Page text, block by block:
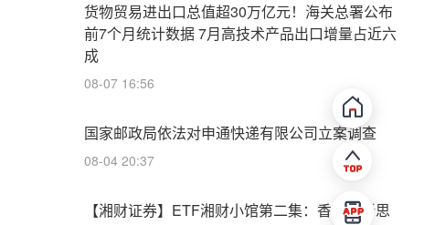
货物贸易进出口总值超30万亿元！海关总署公布
前7个月统计数据 7月高技术产品出口增量占近六
成
08-07 16:56
国家邮政局依法对申通快递有限公司立案调查
08-04 20:37
【湘财证券】ETF湘财小馆第二集：香辣启新思